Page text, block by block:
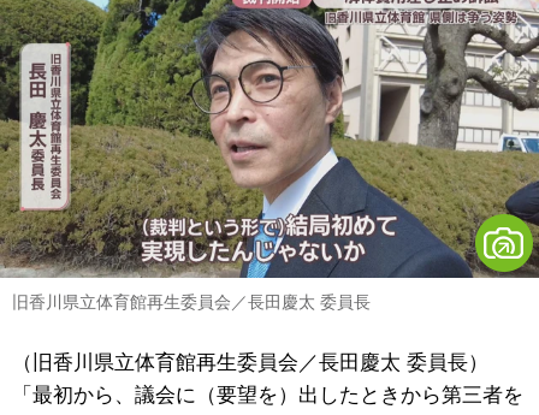
旧香川県立体育館再生委員会／長田慶太 委員長
（旧香川県立体育館再生委員会／長田慶太 委員長）
「最初から、議会に（要望を）出したときから第三者を